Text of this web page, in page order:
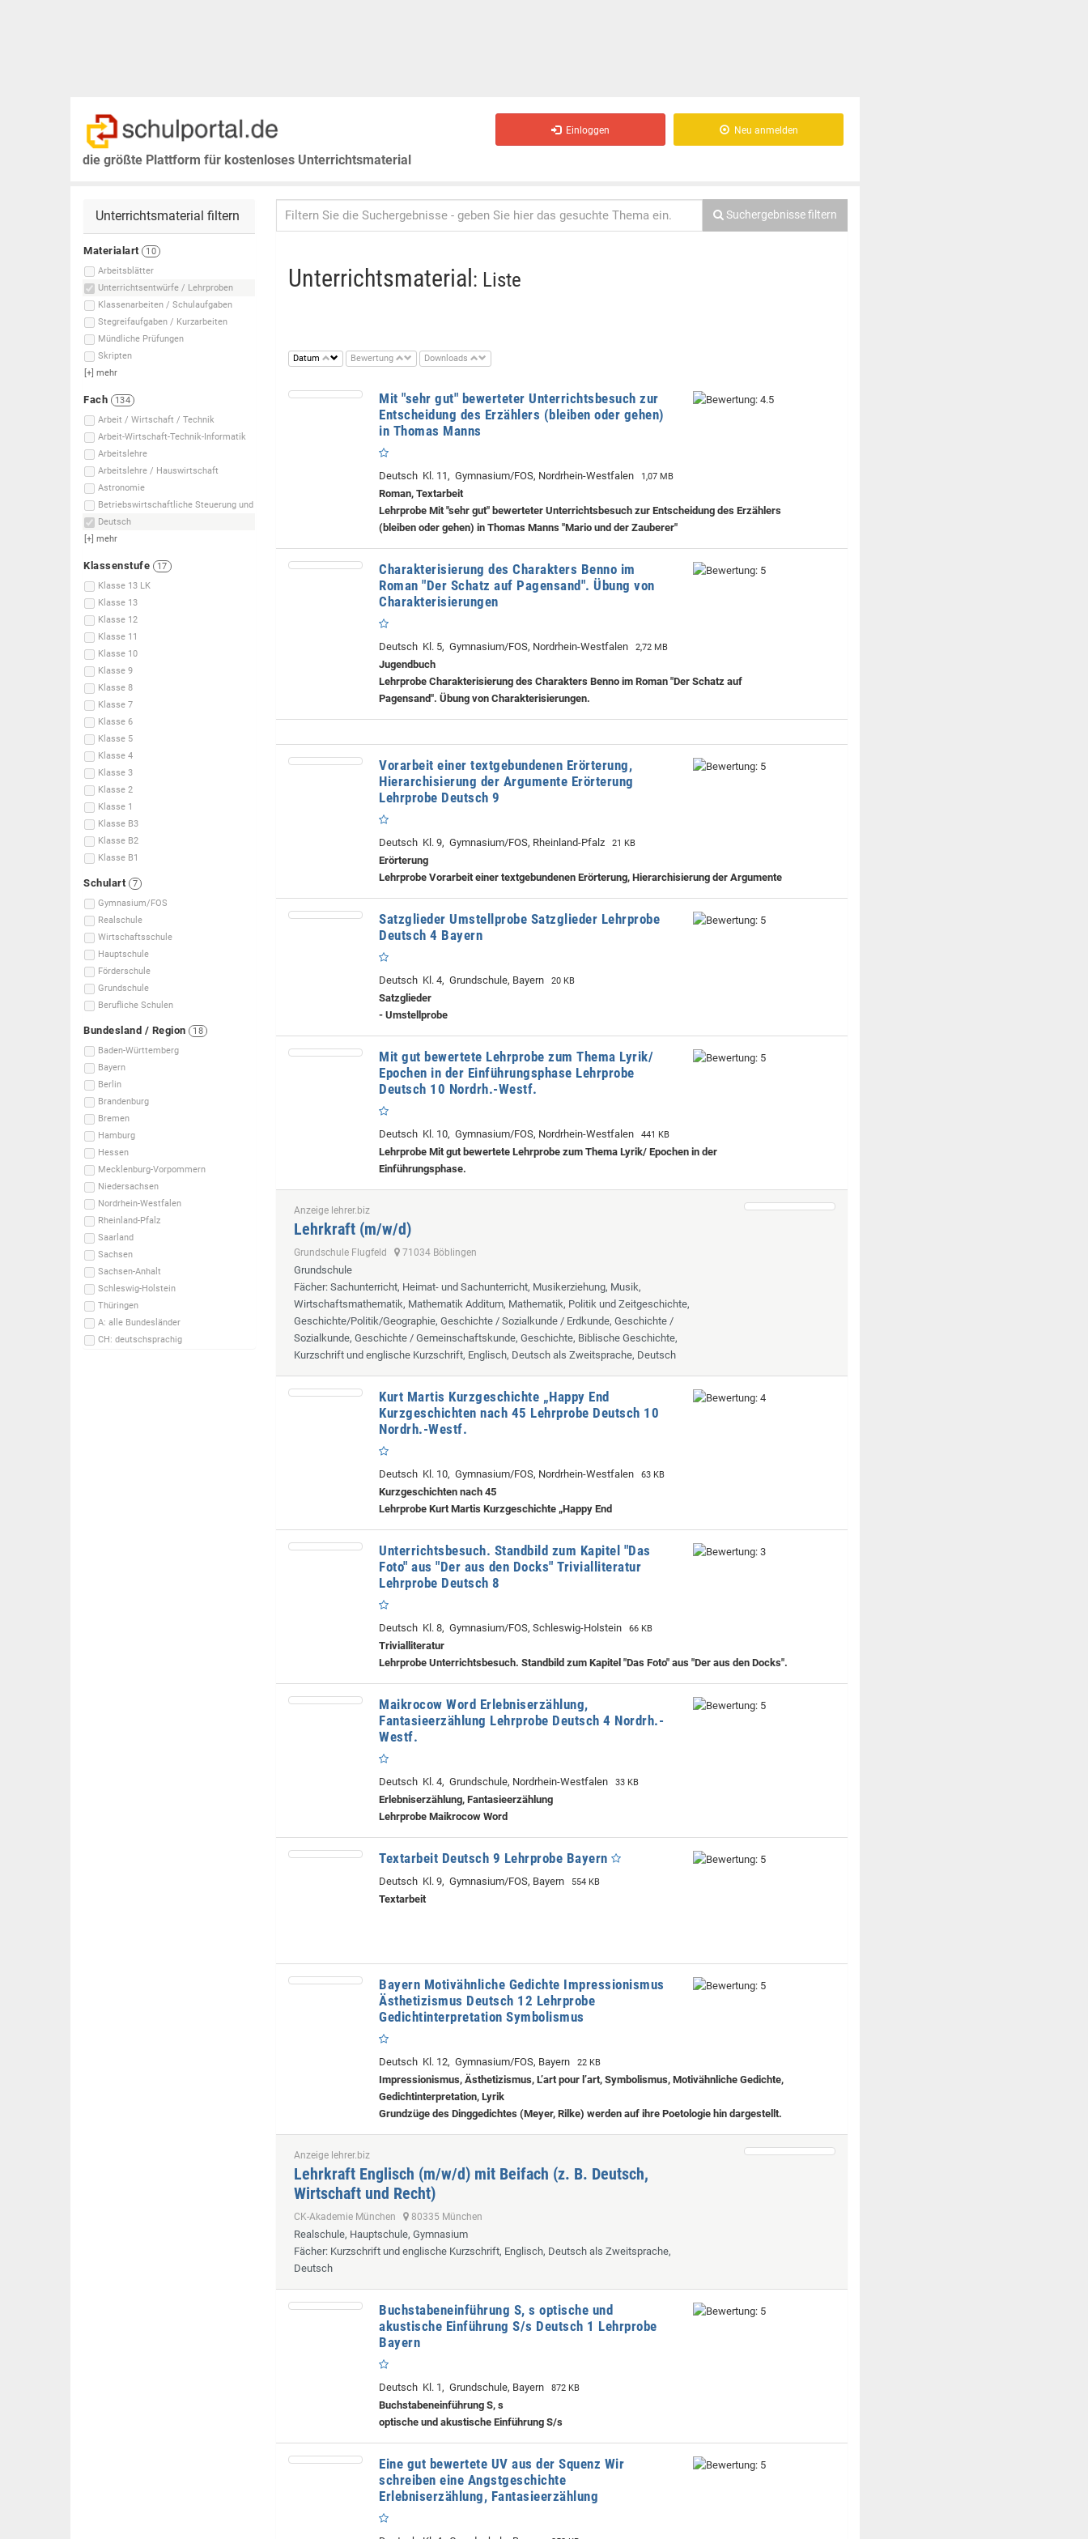
die größte Plattform für kostenloses Unterrichtsmaterial
Einloggen Neu anmelden
Unterrichtsmaterial filtern
Materialart
10
Arbeitsblätter
Unterrichtsentwürfe / Lehrproben
Klassenarbeiten / Schulaufgaben
Stegreifaufgaben / Kurzarbeiten
Mündliche Prüfungen
Skripten
[+] mehr
Fach
134
Arbeit / Wirtschaft / Technik
Arbeit-Wirtschaft-Technik-Informatik
Arbeitslehre
Arbeitslehre / Hauswirtschaft
Astronomie
Betriebswirtschaftliche Steuerung und
Deutsch
[+] mehr
Klassenstufe
17
Klasse 13 LK
Klasse 13
Klasse 12
Klasse 11
Klasse 10
Klasse 9
Klasse 8
Klasse 7
Klasse 6
Klasse 5
Klasse 4
Klasse 3
Klasse 2
Klasse 1
Klasse B3
Klasse B2
Klasse B1
Schulart
7
Gymnasium/FOS
Realschule
Wirtschaftsschule
Hauptschule
Förderschule
Grundschule
Berufliche Schulen
Bundesland / Region
18
Baden-Württemberg
Bayern
Berlin
Brandenburg
Bremen
Hamburg
Hessen
Mecklenburg-Vorpommern
Niedersachsen
Nordrhein-Westfalen
Rheinland-Pfalz
Saarland
Sachsen
Sachsen-Anhalt
Schleswig-Holstein
Thüringen
A: alle Bundesländer
CH: deutschsprachig
Suchergebnisse filtern
Unterrichtsmaterial : Liste
Datum Bewertung Downloads
Mit "sehr gut" bewerteter Unterrichtsbesuch zur
Entscheidung des Erzählers (bleiben oder gehen)
in Thomas Manns
Deutsch Kl. 11, Gymnasium/FOS, Nordrhein-Westfalen 1,07 MB
Roman, Textarbeit
Lehrprobe Mit "sehr gut" bewerteter Unterrichtsbesuch zur Entscheidung des Erzählers
(bleiben oder gehen) in Thomas Manns "Mario und der Zauberer"
Charakterisierung des Charakters Benno im
Roman "Der Schatz auf Pagensand". Übung von
Charakterisierungen
Deutsch Kl. 5, Gymnasium/FOS, Nordrhein-Westfalen 2,72 MB
Jugendbuch
Lehrprobe Charakterisierung des Charakters Benno im Roman "Der Schatz auf
Pagensand". Übung von Charakterisierungen.
Vorarbeit einer textgebundenen Erörterung,
Hierarchisierung der Argumente Erörterung
Lehrprobe Deutsch 9
Deutsch Kl. 9, Gymnasium/FOS, Rheinland-Pfalz 21 KB
Erörterung
Lehrprobe Vorarbeit einer textgebundenen Erörterung, Hierarchisierung der Argumente
Satzglieder Umstellprobe Satzglieder Lehrprobe
Deutsch 4 Bayern
Deutsch Kl. 4, Grundschule, Bayern 20 KB
Satzglieder
- Umstellprobe
Mit gut bewertete Lehrprobe zum Thema Lyrik/
Epochen in der Einführungsphase Lehrprobe
Deutsch 10 Nordrh.-Westf.
Deutsch Kl. 10, Gymnasium/FOS, Nordrhein-Westfalen 441 KB
Lehrprobe Mit gut bewertete Lehrprobe zum Thema Lyrik/ Epochen in der
Einführungsphase.
Anzeige lehrer.biz
Lehrkraft (m/w/d)
Grundschule Flugfeld 71034 Böblingen
Grundschule
Fächer: Sachunterricht, Heimat- und Sachunterricht, Musikerziehung, Musik,
Wirtschaftsmathematik, Mathematik Additum, Mathematik, Politik und Zeitgeschichte,
Geschichte/Politik/Geographie, Geschichte / Sozialkunde / Erdkunde, Geschichte /
Sozialkunde, Geschichte / Gemeinschaftskunde, Geschichte, Biblische Geschichte,
Kurzschrift und englische Kurzschrift, Englisch, Deutsch als Zweitsprache, Deutsch
Kurt Martis Kurzgeschichte „Happy End
Kurzgeschichten nach 45 Lehrprobe Deutsch 10
Nordrh.-Westf.
Deutsch Kl. 10, Gymnasium/FOS, Nordrhein-Westfalen 63 KB
Kurzgeschichten nach 45
Lehrprobe Kurt Martis Kurzgeschichte „Happy End
Unterrichtsbesuch. Standbild zum Kapitel "Das
Foto" aus "Der aus den Docks" Trivialliteratur
Lehrprobe Deutsch 8
Deutsch Kl. 8, Gymnasium/FOS, Schleswig-Holstein 66 KB
Trivialliteratur
Lehrprobe Unterrichtsbesuch. Standbild zum Kapitel "Das Foto" aus "Der aus den Docks".
Maikrocow Word Erlebniserzählung,
Fantasieerzählung Lehrprobe Deutsch 4 Nordrh.-
Westf.
Deutsch Kl. 4, Grundschule, Nordrhein-Westfalen 33 KB
Erlebniserzählung, Fantasieerzählung
Lehrprobe Maikrocow Word
Textarbeit Deutsch 9 Lehrprobe Bayern
Deutsch Kl. 9, Gymnasium/FOS, Bayern 554 KB
Textarbeit
Bayern Motivähnliche Gedichte Impressionismus
Ästhetizismus Deutsch 12 Lehrprobe
Gedichtinterpretation Symbolismus
Deutsch Kl. 12, Gymnasium/FOS, Bayern 22 KB
Impressionismus, Ästhetizismus, L’art pour l’art, Symbolismus, Motivähnliche Gedichte,
Gedichtinterpretation, Lyrik
Grundzüge des Dinggedichtes (Meyer, Rilke) werden auf ihre Poetologie hin dargestellt.
Anzeige lehrer.biz
Lehrkraft Englisch (m/w/d) mit Beifach (z. B. Deutsch,
Wirtschaft und Recht)
CK-Akademie München 80335 München
Realschule, Hauptschule, Gymnasium
Fächer: Kurzschrift und englische Kurzschrift, Englisch, Deutsch als Zweitsprache,
Deutsch
Buchstabeneinführung S, s optische und
akustische Einführung S/s Deutsch 1 Lehrprobe
Bayern
Deutsch Kl. 1, Grundschule, Bayern 872 KB
Buchstabeneinführung S, s
optische und akustische Einführung S/s
Eine gut bewertete UV aus der Squenz Wir
schreiben eine Angstgeschichte
Erlebniserzählung, Fantasieerzählung